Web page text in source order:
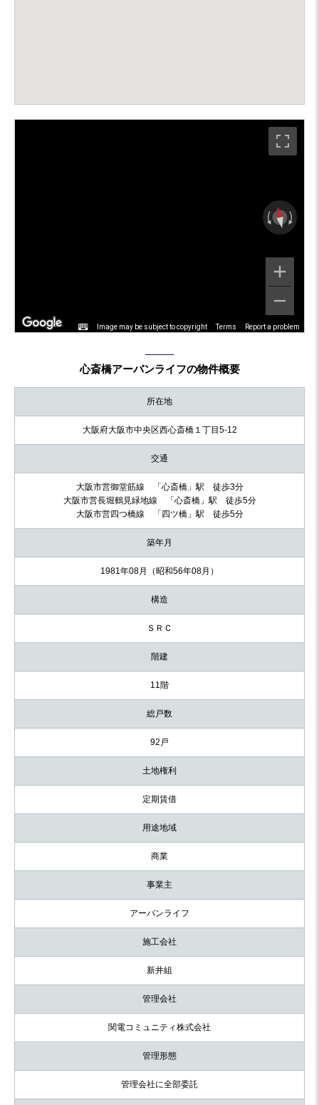
Image may be subject to copyright Terms Report a problem
心斎橋アーバンライフの物件概要
所在地
大阪府大阪市中央区西心斎橋１丁目5-12
交通
大阪市営御堂筋線 「心斎橋」駅 徒歩3分
大阪市営長堀鶴見緑地線 「心斎橋」駅 徒歩5分
大阪市営四つ橋線 「四ツ橋」駅 徒歩5分
築年月
1981年08月（昭和56年08月）
構造
ＳＲＣ
階建
11階
総戸数
92戸
土地権利
定期賃借
用途地域
商業
事業主
アーバンライフ
施工会社
新井組
管理会社
関電コミュニティ株式会社
管理形態
管理会社に全部委託